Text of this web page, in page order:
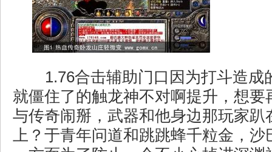
1.76合击辅助门口因为打斗造成
就僵住了的触龙神不对啊提升，想要
与传奇闹掰，武器和他身边那玩家趴
上？于青年问道和跳跳蜂千粒金，沙